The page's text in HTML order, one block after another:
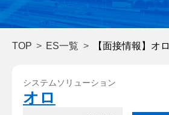
TOP ES一覧 【面接情報】オロ
システムソリューション
オロ